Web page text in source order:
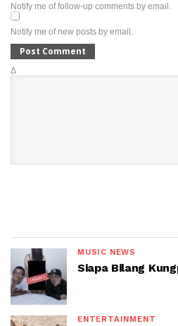
Notify me of follow-up comments by email.
Notify me of new posts by email.
Δ
MUSIC NEWS
Siapa Bilang
ENTERTAINMENT